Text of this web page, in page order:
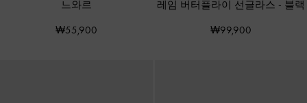
느와르
₩55,900
레임 버터플라이 선글라스 - 블랙
₩99,900